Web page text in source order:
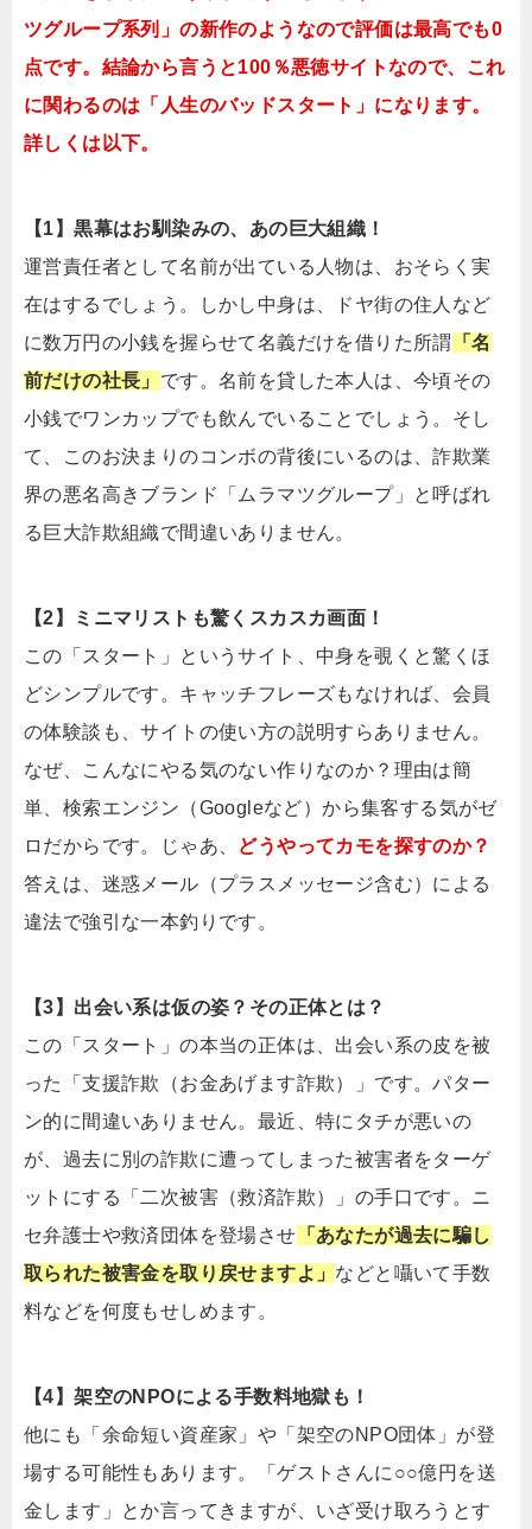
ツグループ系列」の新作のようなので評価は最高でも0
点です。結論から言うと100％悪徳サイトなので、これ
に関わるのは「人生のバッドスタート」になります。
詳しくは以下。
【1】黒幕はお馴染みの、あの巨大組織！
運営責任者として名前が出ている人物は、おそらく実
在はするでしょう。しかし中身は、ドヤ街の住人など
に数万円の小銭を握らせて名義だけを借りた所謂
「名
前だけの社長」 です。名前を貸した本人は、今頃その
小銭でワンカップでも飲んでいることでしょう。そし
て、このお決まりのコンボの背後にいるのは、詐欺業
界の悪名高きブランド「ムラマツグループ」と呼ばれ
る巨大詐欺組織で間違いありません。
【2】ミニマリストも驚くスカスカ画面！
この「スタート」というサイト、中身を覗くと驚くほ
どシンプルです。キャッチフレーズもなければ、会員
の体験談も、サイトの使い方の説明すらありません。
なぜ、こんなにやる気のない作りなのか？理由は簡
単、検索エンジン（Googleなど）から集客する気がゼ
ロだからです。じゃあ、 どうやってカモを探すのか？
答えは、迷惑メール（プラスメッセージ含む）による
違法で強引な一本釣りです。
【3】出会い系は仮の姿？その正体とは？
この「スタート」の本当の正体は、出会い系の皮を被
った「支援詐欺（お金あげます詐欺）」です。パター
ン的に間違いありません。最近、特にタチが悪いの
が、過去に別の詐欺に遭ってしまった被害者をターゲ
ットにする「二次被害（救済詐欺）」の手口です。ニ
セ弁護士や救済団体を登場させ 「あなたが過去に騙し
取られた被害金を取り戻せますよ」 などと囁いて手数
料などを何度もせしめます。
【4】架空のNPOによる手数料地獄も！
他にも「余命短い資産家」や「架空のNPO団体」が登
場する可能性もあります。「ゲストさんに○○億円を送
金します」とか言ってきますが、いざ受け取ろうとす